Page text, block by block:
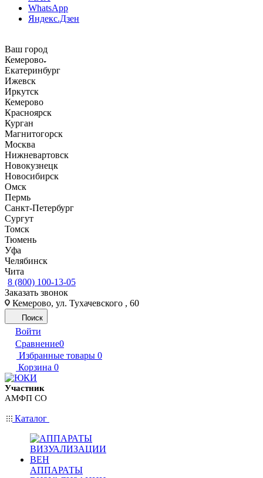
WhatsApp
Яндекс.Дзен
Ваш город
Кемерово
Екатеринбург
Ижевск
Иркутск
Кемерово
Красноярск
Курган
Магнитогорск
Москва
Нижневартовск
Новокузнецк
Новосибирск
Омск
Пермь
Санкт-Петербург
Сургут
Томск
Тюмень
Уфа
Челябинск
Чита
8 (800) 100-13-05
Заказать звонок
Кемерово, ул. Тухачевского , 60
Поиск
Войти
Сравнение0
Избранные товары 0
Корзина 0
Участник
АМФП СО
Каталог
АППАРАТЫ